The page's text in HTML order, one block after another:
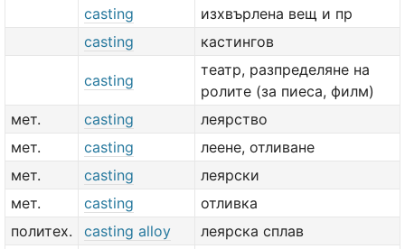
casting
изхвърлена вещ и пр
casting
кастингов
casting
театр, разпределяне на
ролите (за пиеса, филм)
мет.
casting
леярство
мет.
casting
леене, отливане
мет.
casting
леярски
мет.
casting
отливка
политех.
casting alloy леярска сплав